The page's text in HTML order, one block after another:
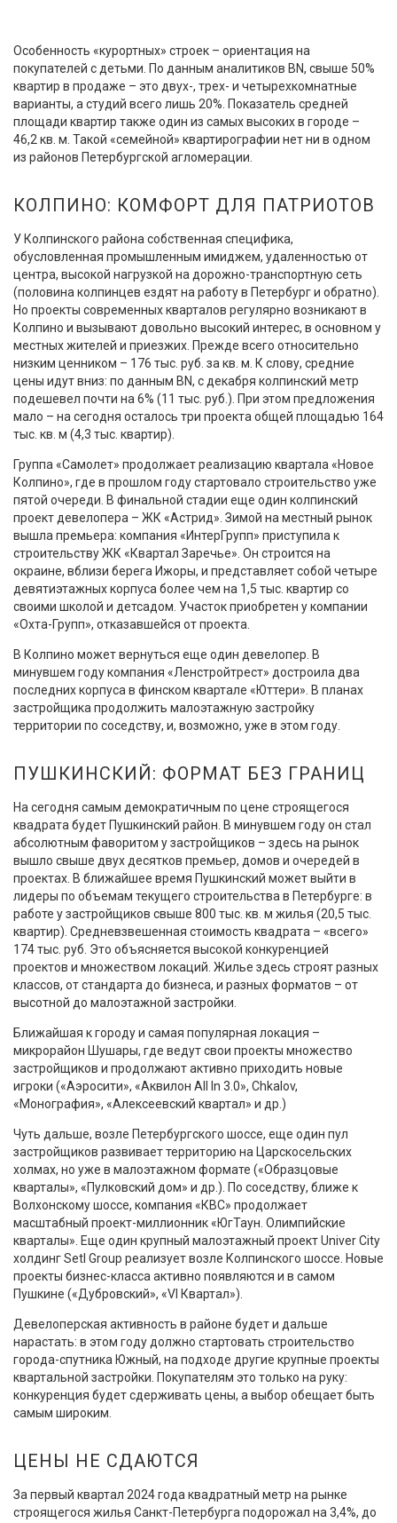
Особенность «курортных» строек – ориентация на
покупателей с детьми. По данным аналитиков BN, свыше 50%
квартир в продаже – это двух-, трех- и четырехкомнатные
варианты, а студий всего лишь 20%. Показатель средней
площади квартир также один из самых высоких в городе –
46,2 кв. м. Такой «семейной» квартирографии нет ни в одном
из районов Петербургской агломерации.
КОЛПИНО: КОМФОРТ ДЛЯ ПАТРИОТОВ
У Колпинского района собственная специфика,
обусловленная промышленным имиджем, удаленностью от
центра, высокой нагрузкой на дорожно-транспортную сеть
(половина колпинцев ездят на работу в Петербург и обратно).
Но проекты современных кварталов регулярно возникают в
Колпино и вызывают довольно высокий интерес, в основном у
местных жителей и приезжих. Прежде всего относительно
низким ценником – 176 тыс. руб. за кв. м. К слову, средние
цены идут вниз: по данным BN, с декабря колпинский метр
подешевел почти на 6% (11 тыс. руб.). При этом предложения
мало – на сегодня осталось три проекта общей площадью 164
тыс. кв. м (4,3 тыс. квартир).
Группа «Самолет» продолжает реализацию квартала «Новое
Колпино», где в прошлом году стартовало строительство уже
пятой очереди. В финальной стадии еще один колпинский
проект девелопера – ЖК «Астрид». Зимой на местный рынок
вышла премьера: компания «ИнтерГрупп» приступила к
строительству ЖК «Квартал Заречье». Он строится на
окраине, вблизи берега Ижоры, и представляет собой четыре
девятиэтажных корпуса более чем на 1,5 тыс. квартир со
своими школой и детсадом. Участок приобретен у компании
«Охта-Групп», отказавшейся от проекта.
В Колпино может вернуться еще один девелопер. В
минувшем году компания «Ленстройтрест» достроила два
последних корпуса в финском квартале «Юттери». В планах
застройщика продолжить малоэтажную застройку
территории по соседству, и, возможно, уже в этом году.
ПУШКИНСКИЙ: ФОРМАТ БЕЗ ГРАНИЦ
На сегодня самым демократичным по цене строящегося
квадрата будет Пушкинский район. В минувшем году он стал
абсолютным фаворитом у застройщиков – здесь на рынок
вышло свыше двух десятков премьер, домов и очередей в
проектах. В ближайшее время Пушкинский может выйти в
лидеры по объемам текущего строительства в Петербурге: в
работе у застройщиков свыше 800 тыс. кв. м жилья (20,5 тыс.
квартир). Средневзвешенная стоимость квадрата – «всего»
174 тыс. руб. Это объясняется высокой конкуренцией
проектов и множеством локаций. Жилье здесь строят разных
классов, от стандарта до бизнеса, и разных форматов – от
высотной до малоэтажной застройки.
Ближайшая к городу и самая популярная локация –
микрорайон Шушары, где ведут свои проекты множество
застройщиков и продолжают активно приходить новые
игроки («Аэросити», «Аквилон All In 3.0», Chkalov,
«Монография», «Алексеевский квартал» и др.)
Чуть дальше, возле Петербургского шоссе, еще один пул
застройщиков развивает территорию на Царскосельских
холмах, но уже в малоэтажном формате («Образцовые
кварталы», «Пулковский дом» и др.). По соседству, ближе к
Волхонскому шоссе, компания «КВС» продолжает
масштабный проект-миллионник «ЮгТаун. Олимпийские
кварталы». Еще один крупный малоэтажный проект Univer City
холдинг Setl Group реализует возле Колпинского шоссе. Новые
проекты бизнес-класса активно появляются и в самом
Пушкине («Дубровский», «VI Квартал»).
Девелоперская активность в районе будет и дальше
нарастать: в этом году должно стартовать строительство
города-спутника Южный, на подходе другие крупные проекты
квартальной застройки. Покупателям это только на руку:
конкуренция будет сдерживать цены, а выбор обещает быть
самым широким.
ЦЕНЫ НЕ СДАЮТСЯ
За первый квартал 2024 года квадратный метр на рынке
строящегося жилья Санкт-Петербурга подорожал на 3,4%, до